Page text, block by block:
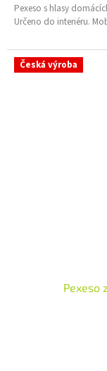
Pexeso s hlasy
Určeno do interiéru.
Česká výroba
Pexeso